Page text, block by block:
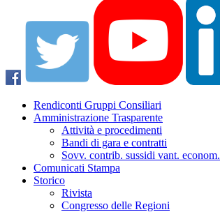
Rendiconti Gruppi Consiliari
Amministrazione Trasparente
Attività e procedimenti
Bandi di gara e contratti
Sovv. contrib. sussidi vant. econom.
Comunicati Stampa
Storico
Rivista
Congresso delle Regioni